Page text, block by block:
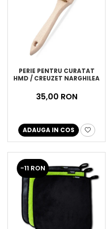
PERIE PENTRU CURATAT
HMD / CREUZET NARGHILEA
35,00 RON
ADAUGA IN COS
-11 RON